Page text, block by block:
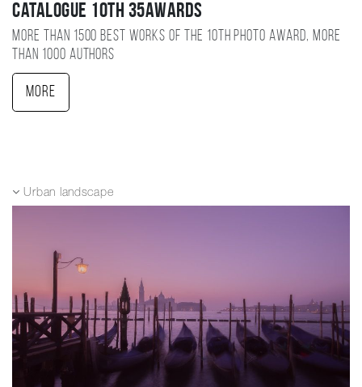
Catalogue 10TH 35AWARDS
More than 1500 best works of the 10TH photo award, more
than 1000 authors
More
Urban landscape